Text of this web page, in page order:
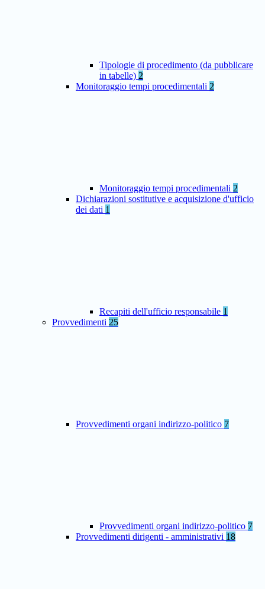
Tipologie di procedimento (da pubblicare
in tabelle) 2
Monitoraggio tempi procedimentali 2
Monitoraggio tempi procedimentali 2
Dichiarazioni sostitutive e acquisizione d'ufficio
dei dati 1
Recapiti dell'ufficio responsabile 1
Provvedimenti 25
Provvedimenti organi indirizzo-politico 7
Provvedimenti organi indirizzo-politico 7
Provvedimenti dirigenti - amministrativi 18